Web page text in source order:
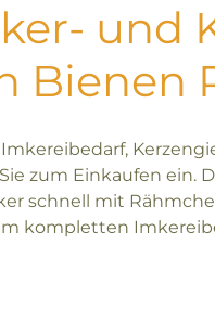
und
Bienen
zum Einkaufen ein.
schnell mit
kompletten